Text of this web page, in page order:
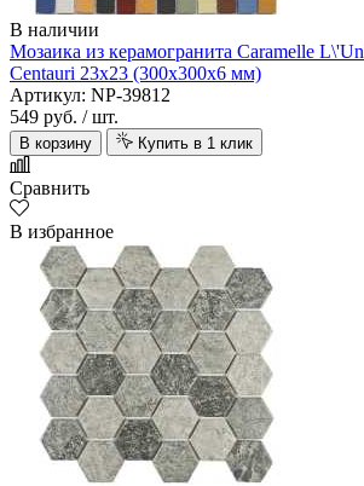
В наличии
Мозаика из керамогранита Caramelle
Centauri 23х23 (300х300х6 мм)
Артикул: NP-39812
549 руб. / шт.
В корзину Купить в 1 клик
Сравнить
В избранное